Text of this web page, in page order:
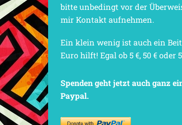
bitte unbedingt vor der
mir Kontakt aufnehmen.
Ein klein wenig ist auch ein
Euro hilft! Egal ob 5 €, 50 € oder
Spenden geht jetzt auch ganz
Paypal.